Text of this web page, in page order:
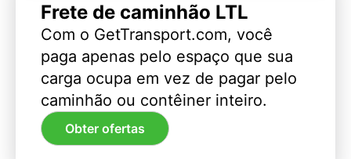
Frete de caminhão LTL
Com o GetTransport.com, você
paga apenas pelo espaço que sua
carga ocupa em vez de pagar pelo
caminhão ou contêiner inteiro.
Obter ofertas